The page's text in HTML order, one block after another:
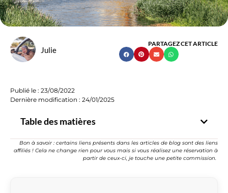
Julie
PARTAGEZ CET ARTICLE
Publié le : 23/08/2022
Dernière modification : 24/01/2025
Table des matières
Bon à savoir : certains liens présents dans les articles de blog sont des liens
affiliés ! Cela ne change rien pour vous mais si vous réalisez une réservation à
partir de ceux-ci, je touche une petite commission.